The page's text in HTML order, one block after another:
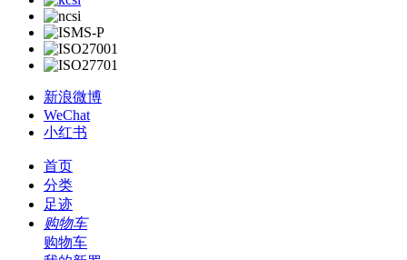
新浪微博
WeChat
小红书
首页
分类
足迹
购物车
购物车